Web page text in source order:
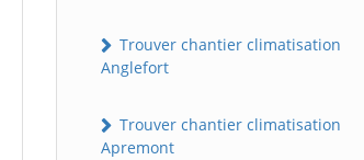
Trouver chantier climatisation
Anglefort
Trouver chantier climatisation
Apremont